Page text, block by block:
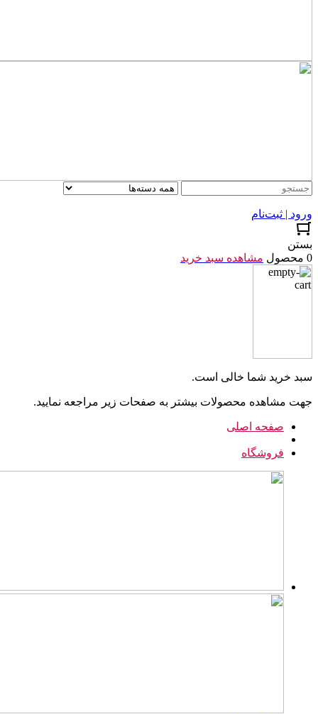
ورود | ثبت‌نام
بستن
0 محصول
مشاهده سبد خرید
سبد خرید شما خالی است.
جهت مشاهده محصولات بیشتر به صفحات زیر مراجعه نمایید.
صفحه اصلی
فروشگاه